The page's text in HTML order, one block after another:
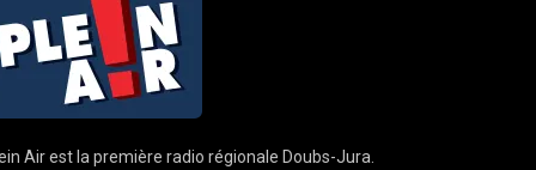
Air est la première radio régionale Doubs-Jura.